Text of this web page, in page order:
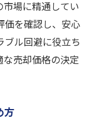
市場に精通してい
価を確認し、安心
ブル回避に役立ち
な売却価格の決定
方